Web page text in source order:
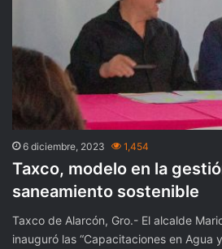
6 diciembre, 2023 1,454
Taxco, modelo en la
saneamiento sostenible
Taxco de Alarcón, Gro.- El alcalde
inauguró las “Capacitaciones en Agua